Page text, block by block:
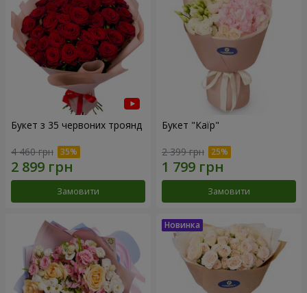
Букет з 35 червоних троянд
4 460 грн
Замовити
Букет "Каїр"
2 399 грн
Замовити